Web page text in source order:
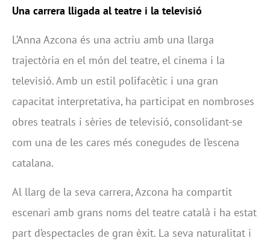
Una carrera lligada al teatre i la televisió
L’Anna Azcona és una actriu amb una llarga
trajectòria en el món del teatre, el cinema i la
televisió. Amb un estil polifacètic i una gran
capacitat interpretativa, ha participat en nombroses
obres teatrals i sèries de televisió, consolidant-se
com una de les cares més conegudes de l’escena
catalana.
Al llarg de la seva carrera, Azcona ha compartit
escenari amb grans noms del teatre català i ha estat
part d’espectacles de gran èxit. La seva naturalitat i